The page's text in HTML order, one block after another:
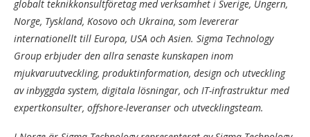
globalt teknikkonsultföretag med verksamhet i Sverige, Ungern,
Norge, Tyskland, Kosovo och Ukraina, som levererar
internationellt till Europa, USA och Asien. Sigma Technology
Group erbjuder den allra senaste kunskapen inom
mjukvaruutveckling, produktinformation, design och utveckling
av inbyggda system, digitala lösningar, och IT-infrastruktur med
expertkonsulter, offshore-leveranser och utvecklingsteam.